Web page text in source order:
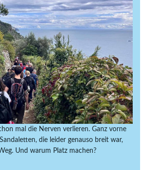
mal die Nerven verlieren. Ganz vorne
die leider genauso breit war,
Und warum Platz machen?